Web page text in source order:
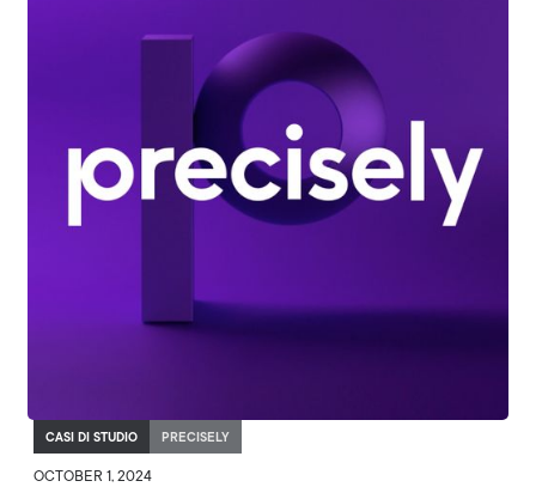
CASI DI STUDIO PRECISELY
OCTOBER 1, 2024